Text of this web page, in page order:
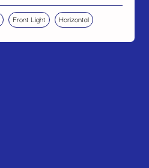
Front Light Horizontal